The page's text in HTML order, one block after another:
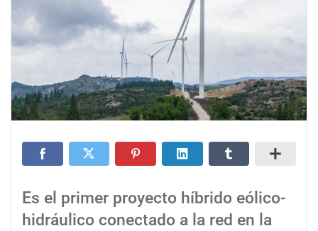
Es el primer proyecto híbrido eólico-
hidráulico conectado a la red en la